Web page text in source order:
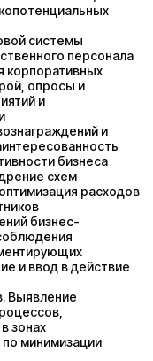
системы
персонала
корпоративных
опросы и
и
и
бизнеса
схем
расходов
бизнес-
и ввод в действие
Выявление
зонах
минимизации